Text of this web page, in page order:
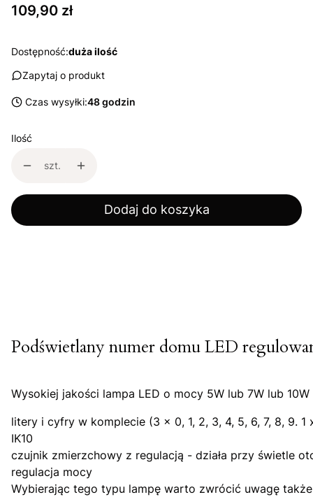
Cena
109,90 zł
Dostępność:duża ilość
Zapytaj o produkt
Czas wysyłki:48 godzin
Ilość
szt.
Dodaj do koszyka
Podświetlany numer domu LED
Wysokiej jakości lampa LED o mocy 5W lub 7W lub
litery i cyfry w komplecie (3 x 0, 1, 2, 3, 4, 5, 6, 7, 8, 9. 1
IK10
czujnik zmierzchowy z regulacją - działa przy świetle
regulacja mocy
Wybierając tego typu lampę warto zwrócić uwagę